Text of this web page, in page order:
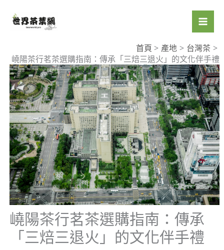
首頁 產地
台灣茶
嶢陽茶行茗茶選購指南：傳承「三焙三退火」的文化伴手禮
嶢陽茶行茗茶選購指南：傳承
「三焙三退火」的文化伴手禮